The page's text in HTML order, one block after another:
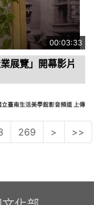
00:03:33
展覽」開幕影片
立臺南生活美學館影音頻道 上傳
269 > >>